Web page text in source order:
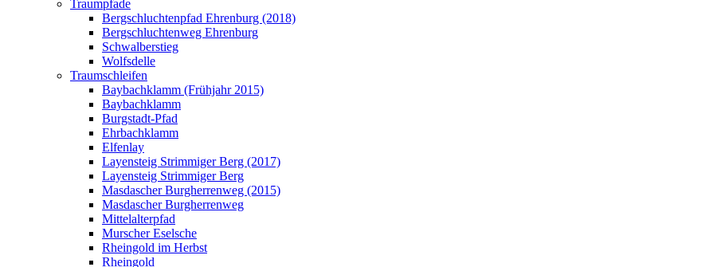
Traumpfade
Bergschluchtenpfad Ehrenburg (2018)
Bergschluchtenweg Ehrenburg
Schwalberstieg
Wolfsdelle
Traumschleifen
Baybachklamm (Frühjahr 2015)
Baybachklamm
Burgstadt-Pfad
Ehrbachklamm
Elfenlay
Layensteig Strimmiger Berg (2017)
Layensteig Strimmiger Berg
Masdascher Burgherrenweg (2015)
Masdascher Burgherrenweg
Mittelalterpfad
Murscher Eselsche
Rheingold im Herbst
Rheingold